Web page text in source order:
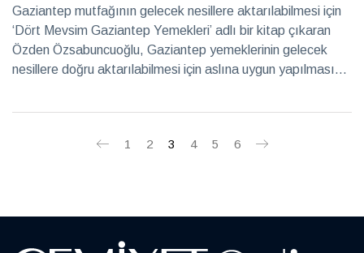
Gaziantep mutfağının gelecek nesillere aktarılabilmesi için
‘Dört Mevsim Gaziantep Yemekleri’ adlı bir kitap çıkaran
Özden Özsabuncuoğlu, Gaziantep yemeklerinin gelecek
nesillere doğru aktarılabilmesi için aslına uygun yapılması
toplantı ve programlara katılarak bilgi ve tecrübelerini
1 2 3 4 5 6